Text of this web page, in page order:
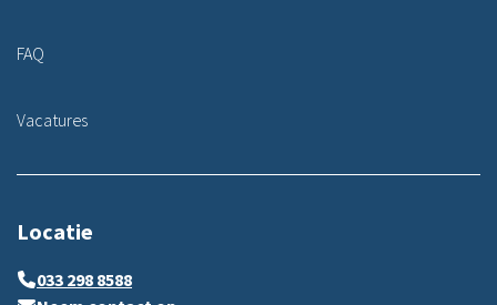
FAQ
Vacatures
Locatie
033 298 8588